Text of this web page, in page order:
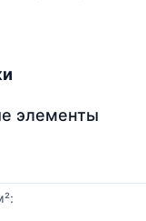
элементы